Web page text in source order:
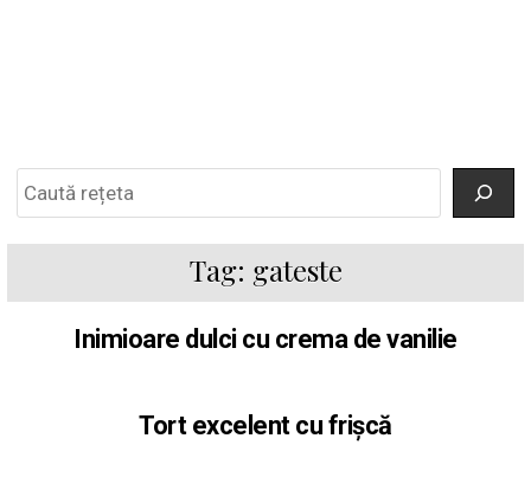
Tag: gateste
Inimioare dulci cu crema de vanilie
Tort excelent cu frișcă